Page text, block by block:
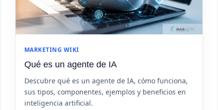
MARKETING WIKI
Qué es un agente de IA
Descubre qué es un agente de IA, cómo funciona,
sus tipos, componentes, ejemplos y beneficios en
inteligencia artificial.